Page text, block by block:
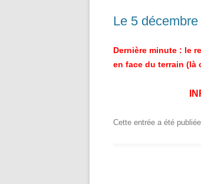
Le 5
Dernière minute : le
en face du terrain (là
Cette entrée a été